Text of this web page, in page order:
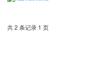
共 2 条记录 1 页